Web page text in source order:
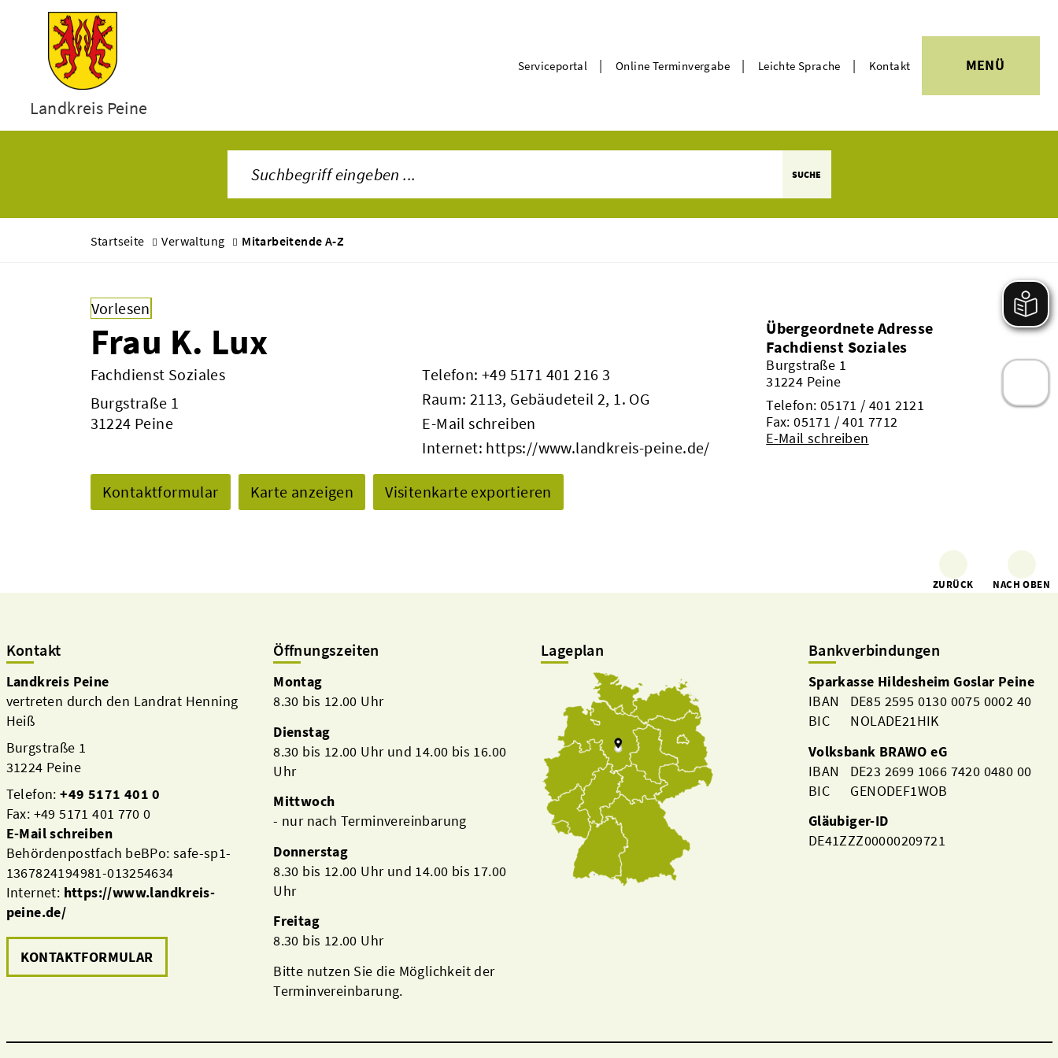
Landkreis Peine
Serviceportal | Online Terminvergabe | Leichte Sprache | Kontakt MENÜ
SUCHE
Startseite Verwaltung Mitarbeitende A-Z
Vorlesen
Frau K. Lux
Fachdienst Soziales
Burgstraße 1
31224 Peine
Telefon: +49 5171 401 216 3
Raum: 2113, Gebäudeteil 2, 1. OG
E-Mail schreiben
Internet: https://www.landkreis-peine.de/
Kontaktformular Karte anzeigen Visitenkarte exportieren
Übergeordnete Adresse
Fachdienst Soziales
Burgstraße 1
31224 Peine
Telefon: 05171 / 401 2121
Fax: 05171 / 401 7712
E-Mail schreiben
ZURÜCK NACH OBEN
Kontakt
Landkreis Peine
vertreten durch den Landrat Henning
Heiß
Burgstraße 1
31224 Peine
Telefon:+49 5171 401 0
Fax: +49 5171 401 770 0
E-Mail schreiben
Behördenpostfach beBPo: safe-sp1-
1367824194981-013254634
Internet: https://www.landkreis-
peine.de/
KONTAKTFORMULAR
Öffnungszeiten
Montag
8.30 bis 12.00 Uhr
Dienstag
8.30 bis 12.00 Uhr und 14.00 bis 16.00
Uhr
Mittwoch
- nur nach Terminvereinbarung
Donnerstag
8.30 bis 12.00 Uhr und 14.00 bis 17.00
Uhr
Freitag
8.30 bis 12.00 Uhr
Bitte nutzen Sie die Möglichkeit der
Terminvereinbarung.
Lageplan Bankverbindungen
Sparkasse Hildesheim Goslar Peine
IBAN DE85 2595 0130 0075 0002 40
BIC NOLADE21HIK
Volksbank BRAWO eG
IBAN DE23 2699 1066 7420 0480 00
BIC GENODEF1WOB
Gläubiger-ID
DE41ZZZ00000209721